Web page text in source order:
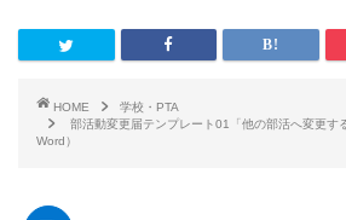
HOME
学校・PTA
部活動変更届テンプレート01「他の部活へ変更す
Word）